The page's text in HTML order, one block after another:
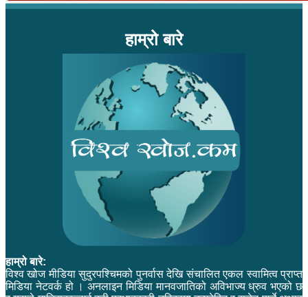
हाम्रो बारे
हाम्रो बारे:
विश्व खोज मीडिया सुदुरपश्चिमको पुनर्वास देखि संचालित एकल स्वामित्व प्राप्त
मिडिया नेटवर्क हो । अनलाइन मिडिया मानवजातिको अविभाज्य ध्रुव भएको छ